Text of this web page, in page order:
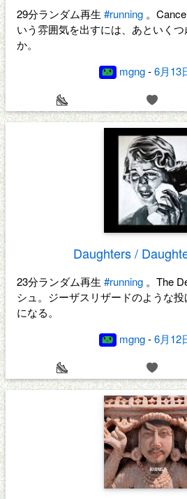
29分ランダム再生 #running 。
いう雰囲気を出すには、あといく
か。
mgng-6月13
Daughters /
23分ランダム再生 #running 。The
シュ。ジーザスリザードのような
になる。
mgng-6月12